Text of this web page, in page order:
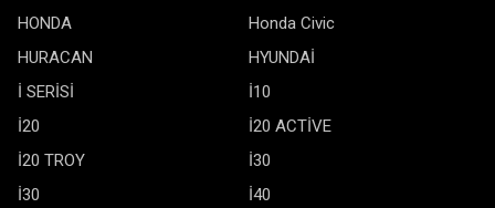
HONDA
Honda Civic
HURACAN
HYUNDAİ
İ SERİSİ
İ10
İ20
İ20 ACTİVE
İ20 TROY
İ30
İ30
İ40